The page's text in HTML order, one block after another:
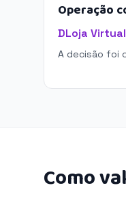
Operação
DLoja
A decisão foi
Como